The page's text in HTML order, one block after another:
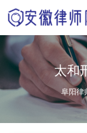
太和
阜阳律